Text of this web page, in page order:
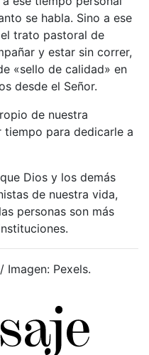
se habla. Sino a ese
trato pastoral de
y estar sin correr,
«sello de calidad» en
desde el Señor.
de nuestra
para dedicarle a
Dios y los demás
de nuestra vida,
personas son más
/ Imagen: Pexels.